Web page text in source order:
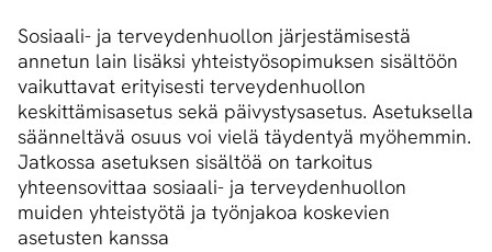
Sosiaali- ja terveydenhuollon järjestämisestä
annetun lain lisäksi yhteistyösopimuksen sisältöön
vaikuttavat erityisesti terveydenhuollon
keskittämisasetus sekä päivystysasetus. Asetuksella
säänneltävä osuus voi vielä täydentyä myöhemmin.
Jatkossa asetuksen sisältöä on tarkoitus
yhteensovittaa sosiaali- ja terveydenhuollon
muiden yhteistyötä ja työnjakoa koskevien
asetusten kanssa